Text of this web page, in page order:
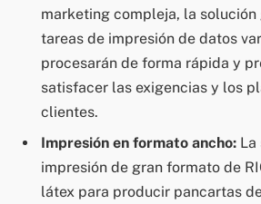
marketing compleja, la
tareas de impresión de datos
procesarán de forma rápida y
satisfacer las exigencias y los
clientes.
Impresión en formato ancho: La
impresión de gran formato de
látex para producir pancartas